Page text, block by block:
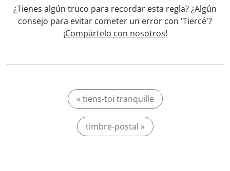
¿Tienes algún truco para recordar esta regla? ¿Algún
consejo para evitar cometer un error con 'Tiercé'?
¡Compártelo con nosotros!
« tiens-toi tranquille
timbre-postal »